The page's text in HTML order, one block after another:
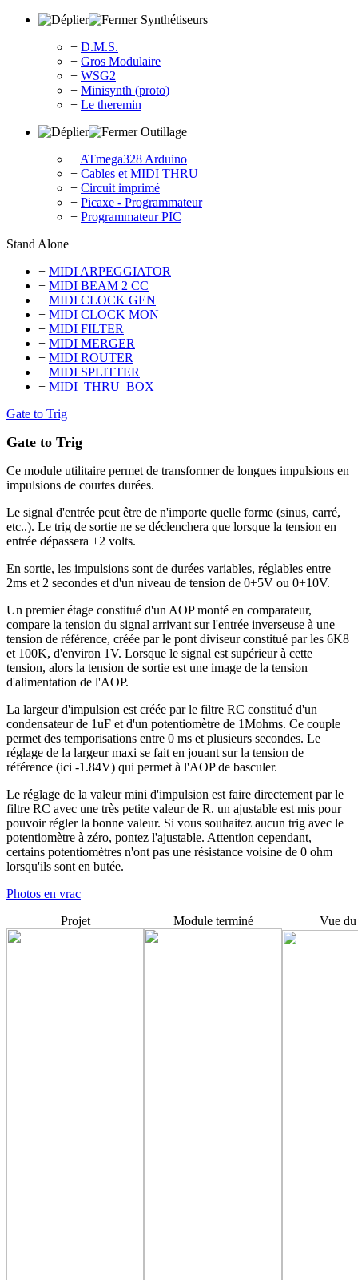
Synthétiseurs
+ D.M.S.
+ Gros Modulaire
+ WSG2
+ Minisynth (proto)
+ Le theremin
Outillage
+ ATmega328 Arduino
+ Cables et MIDI THRU
+ Circuit imprimé
+ Picaxe - Programmateur
+ Programmateur PIC
Stand Alone
+ MIDI ARPEGGIATOR
+ MIDI BEAM 2 CC
+ MIDI CLOCK GEN
+ MIDI CLOCK MON
+ MIDI FILTER
+ MIDI MERGER
+ MIDI ROUTER
+ MIDI SPLITTER
+ MIDI_THRU_BOX
Gate to Trig
Gate to Trig
Ce module utilitaire permet de transformer de longues impulsions en
impulsions de courtes durées.
Le signal d'entrée peut être de n'importe quelle forme (sinus, carré,
etc..). Le trig de sortie ne se déclenchera que lorsque la tension en
entrée dépassera +2 volts.
En sortie, les impulsions sont de durées variables, réglables entre
2ms et 2 secondes et d'un niveau de tension de 0+5V ou 0+10V.
Un premier étage constitué d'un AOP monté en comparateur,
compare la tension du signal arrivant sur l'entrée inverseuse à une
tension de référence, créée par le pont diviseur constitué par les 6K8
et 100K, d'environ 1V. Lorsque le signal est supérieur à cette
tension, alors la tension de sortie est une image de la tension
d'alimentation de l'AOP.
La largeur d'impulsion est créée par le filtre RC constitué d'un
condensateur de 1uF et d'un potentiomètre de 1Mohms. Ce couple
permet des temporisations entre 0 ms et plusieurs secondes. Le
réglage de la largeur maxi se fait en jouant sur la tension de
référence (ici -1.84V) qui permet à l'AOP de basculer.
Le réglage de la valeur mini d'impulsion est faire directement par le
filtre RC avec une très petite valeur de R. un ajustable est mis pour
pouvoir régler la bonne valeur. Si vous souhaitez aucun trig avec le
potentiomètre à zéro, pontez l'ajustable. Attention cependant,
certains potentiomètres n'ont pas une résistance voisine de 0 ohm
lorsqu'ils sont en butée.
Photos en vrac
Projet
Module terminé Vue